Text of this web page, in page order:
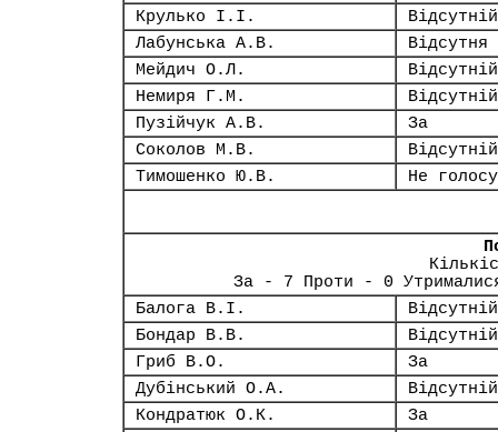
Крулько І.І.
Відсутній
Лабунська А.В.
Відсутня
Мейдич О.Л.
Відсутній
Немиря Г.М.
Відсутній
Пузійчук А.В.
За
Соколов М.В.
Відсутній
Тимошенко Ю.В.
Не
За - 7 Проти - 0
Балога В.І.
Відсутній
Бондар В.В.
Відсутній
Гриб В.О.
За
Дубінський О.А.
Відсутній
Кондратюк О.К.
За